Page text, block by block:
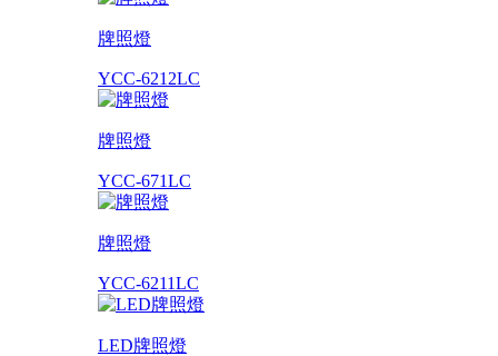
牌照燈
YCC-6212LC
牌照燈
YCC-671LC
牌照燈
YCC-6211LC
LED牌照燈